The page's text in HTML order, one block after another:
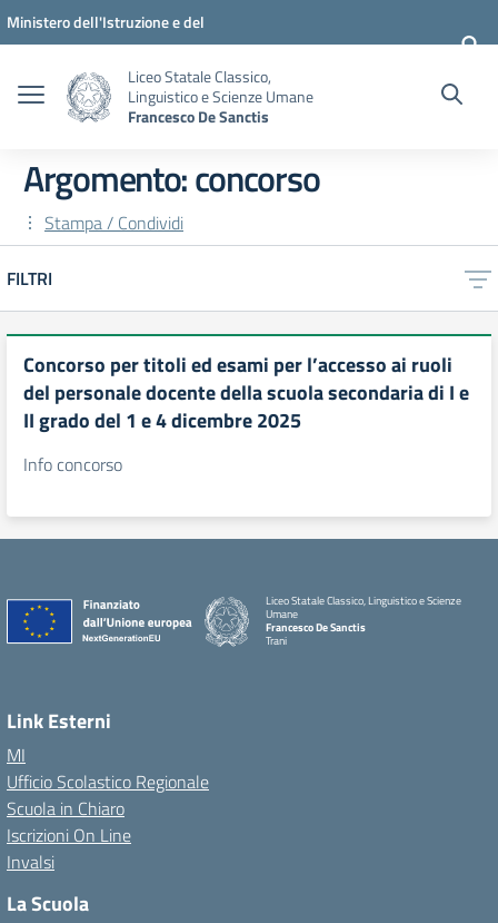
Vai ai contenuti
Vai al menu di navigazione
Vai al footer
Ministero dell'Istruzione e del
Liceo Statale Classico,
Linguistico e Scienze Umane
Francesco De Sanctis
Argomento: concorso
Stampa / Condividi
FILTRI
Concorso per titoli ed esami per l’accesso ai ruoli
del personale docente della scuola secondaria di I e
II grado del 1 e 4 dicembre 2025
Info concorso
Liceo Statale Classico, Linguistico e Scienze
Umane
Francesco De Sanctis
Trani
Link Esterni
MI
Ufficio Scolastico Regionale
Scuola in Chiaro
Iscrizioni On Line
Invalsi
La Scuola